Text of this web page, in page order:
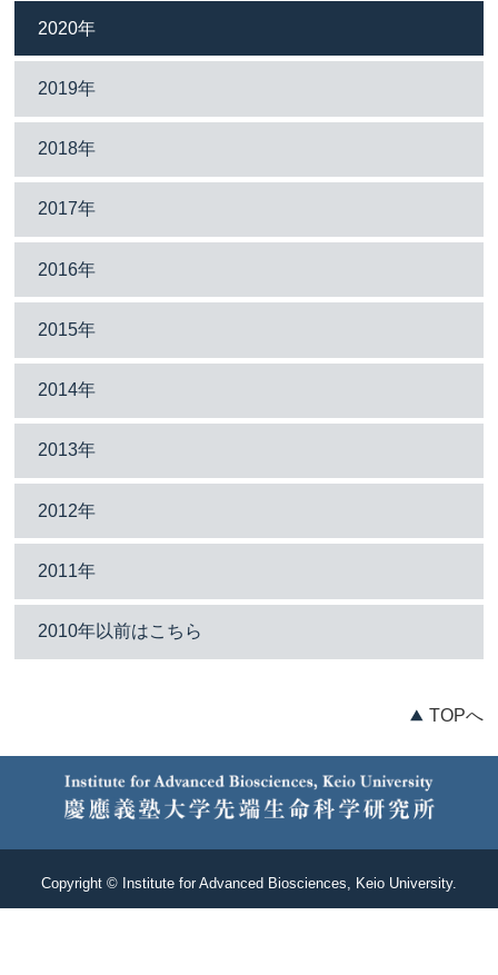
2020年
2019年
2018年
2017年
2016年
2015年
2014年
2013年
2012年
2011年
2010年以前はこちら
TOPへ
Copyright © Institute for Advanced Biosciences, Keio University.